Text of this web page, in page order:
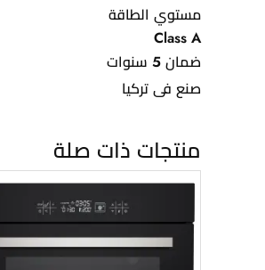
مستوي الطاقة
Class A
ضمان 5 سنوات
صنع فى تركيا
منتجات ذات صلة